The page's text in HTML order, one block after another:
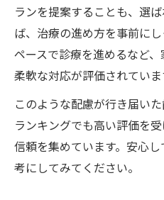
ランを提案することも、選
ば、治療の進め方を事前に
ペースで診療を進めるなど
柔軟な対応が評価されていま
このような配慮が行き届い
ランキングでも高い評価を
信頼を集めています。安心
考にしてみてください。